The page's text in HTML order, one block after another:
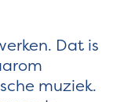
Dat is
muziek.